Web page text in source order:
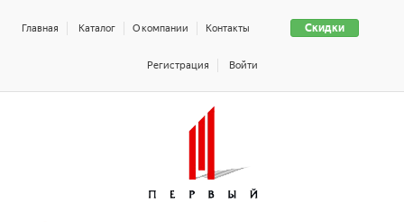
Скидки
Главная Каталог О компании Контакты
Регистрация Войти